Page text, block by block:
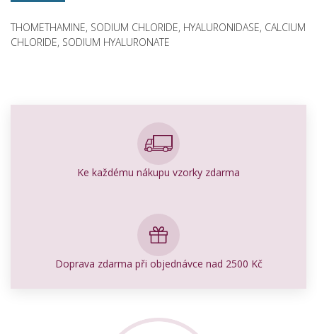
THOMETHAMINE, SODIUM CHLORIDE, HYALURONIDASE, CALCIUM
CHLORIDE, SODIUM HYALURONATE
Ke každému nákupu vzorky zdarma
Doprava zdarma při objednávce nad 2500 Kč